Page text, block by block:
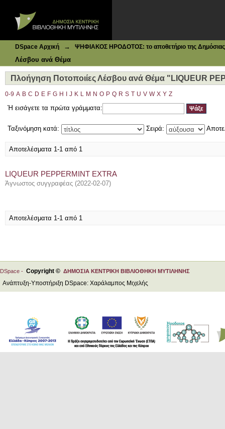
DSpace Αρχική → ΨΗΦΙΑΚΟΣ ΗΡΟΔΟΤΟΣ: το αποθετήριο της Δημόσιας
Λέσβου ανά Θέμα
Πλοήγηση Ποτοποιίες Λέσβου ανά Θέμα "LIQUEUR
0-9 A B C D E F G H J K L M N O P Q R S T U V W X Y Z
Ή εισάγετε τα πρώτα γράμματα:
Ταξινόμηση κατά: Σειρά:
Αποτελέσματα 1-1 από 1
LIQUEUR PEPPERMINT EXTRA
Άγνωστος συγγραφέας (2022-02-07)
Αποτελέσματα 1-1 από 1
DSpace - Copyright © ΔΗΜΟΣΙΑ ΚΕΝΤΡΙΚΗ ΒΙΒΛΙΟΘΗΚΗ ΜΥΤΙΛΗΝΗΣ
Ανάπτυξη-Υποστήριξη DSpace: Χαράλαμπος Μιχελής